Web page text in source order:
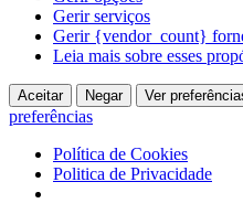
Gerir serviços
Gerir {vendor_count}
Leia mais sobre esses
Aceitar Negar Ver
preferências
Política de Cookies
Politica de Privacidade